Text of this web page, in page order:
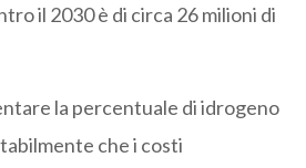
il 2030 è di circa 26 milioni di
la percentuale di idrogeno
che i costi